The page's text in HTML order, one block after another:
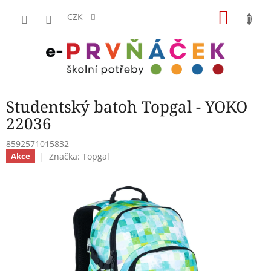
CZK
Studentský batoh Topgal - YOKO
22036
8592571015832
Akce Značka: Topgal